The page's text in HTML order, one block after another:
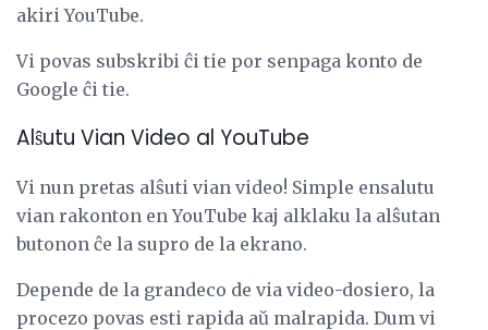
akiri YouTube.
Vi povas subskribi ĉi tie por senpaga konto de
Google ĉi tie.
Alŝutu Vian Video al YouTube
Vi nun pretas alŝuti vian video! Simple ensalutu
vian rakonton en YouTube kaj alklaku la alŝutan
butonon ĉe la supro de la ekrano.
Depende de la grandeco de via video-dosiero, la
procezo povas esti rapida aŭ malrapida. Dum vi